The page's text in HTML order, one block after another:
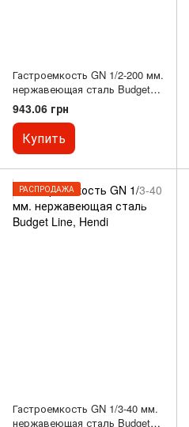
Гастроемкость GN 1/2-200 мм.
нержавеющая сталь Budget
Line, Hendi
943.06 грн
Купить
РАСПРОДАЖА
Гастроемкость GN 1/3-40 мм.
нержавеющая сталь Budget